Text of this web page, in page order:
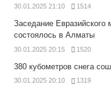
30.01.2025 21:10 1514
Заседание Евразийского
состоялось в Алматы
30.01.2025 20:15 1520
380 кубометров снега
30.01.2025 20:10 1319